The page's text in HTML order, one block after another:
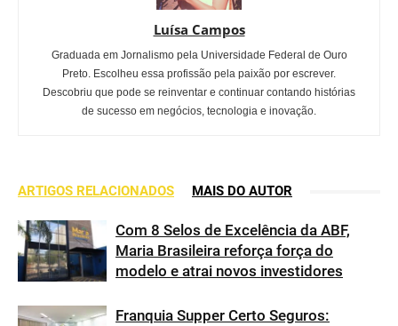
Luísa Campos
Graduada em Jornalismo pela Universidade Federal de Ouro
Preto. Escolheu essa profissão pela paixão por escrever.
Descobriu que pode se reinventar e continuar contando histórias
de sucesso em negócios, tecnologia e inovação.
ARTIGOS RELACIONADOS MAIS DO AUTOR
Com 8 Selos de Excelência da ABF,
Maria Brasileira reforça força do
modelo e atrai novos investidores
Franquia Supper Certo Seguros: